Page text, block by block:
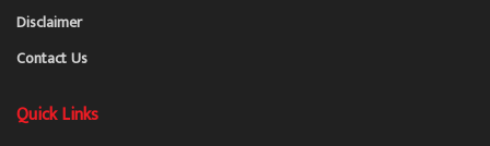
Disclaimer
Contact Us
Quick Links